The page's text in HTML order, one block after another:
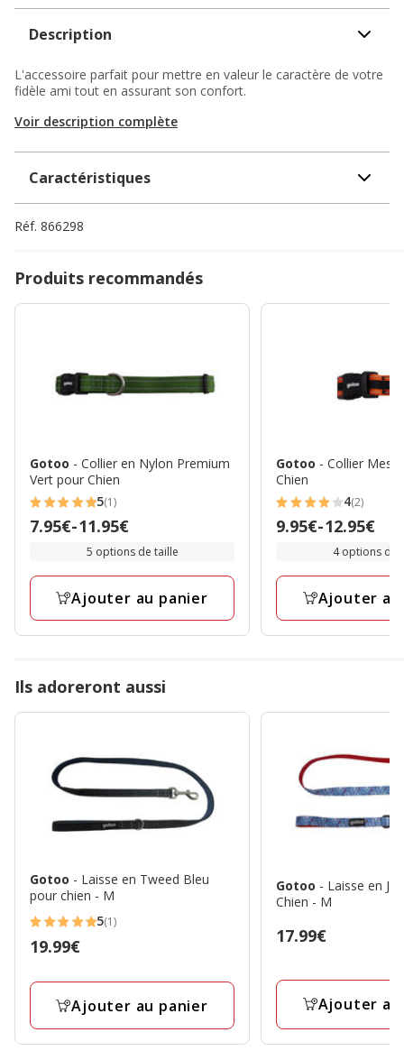
Description
L'accessoire parfait pour mettre en valeur le caractère de votre
fidèle ami tout en assurant son confort.
Voir description complète
Caractéristiques
Réf. 866298
Produits recommandés
Gotoo - Collier en Nylon Premium
Vert pour Chien
5
étoiles
1
5(1)
Prix
11.95€
7.95€-11.95€
5 options de taille
Ajouter au panier
Gotoo - Collier
Chien
4
étoiles
2
4(2)
Prix
12.95€
9.95€-12.95€
4 options de
Ajouter
Ils adoreront aussi
Gotoo - Laisse en Tweed Bleu
pour chien - M
5
étoiles
5(1)
Prix
19.99€
Ajouter au panier
Gotoo - Laisse en
Chien - M
Prix
17.99€
Ajouter